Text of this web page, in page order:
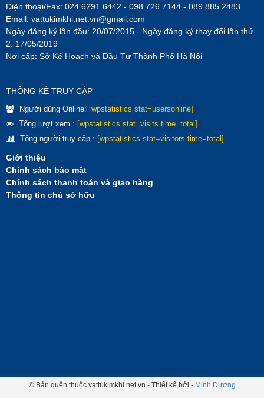
Điện thoại/Fax: 024.6291.6442 - 098.726.7144 - 089.885.2483
Email: vattukimkhi.net.vn@gmail.com
Ngày đăng ký lần đầu: 20/07/2015 - Ngày đăng ký thay đổi lần thứ
2: 17/05/2019
Nơi cấp: Sở Kế Hoạch và Đầu Tư Thành Phố Hà Nội
THÔNG KÊ TRUY CẬP
Người dùng Online: [wpstatistics stat=usersonline]
Tổng lượt xem : [wpstatistics stat=visits time=total]
Tổng người truy cập : [wpstatistics stat=visitors time=total]
Giới thiệu
Chính sách bảo mật
Chính sách thanh toán và giao hàng
Thông tin chủ sở hữu
© Bản quền thuộc vattukimkhi.net.vn - Thiết kế bởi - Minh Dương